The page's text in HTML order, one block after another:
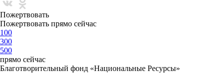
Пожертвовать
Пожертвовать прямо сейчас
100
300
500
прямо сейчас
Благотворительный фонд «Национальные Ресурсы»